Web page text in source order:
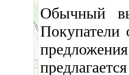
Обычный
Покупатели